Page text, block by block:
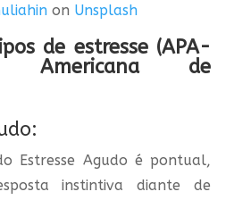
on Unsplash
de estresse (APA-
Americana de
Estresse Agudo é pontual,
instintiva diante de